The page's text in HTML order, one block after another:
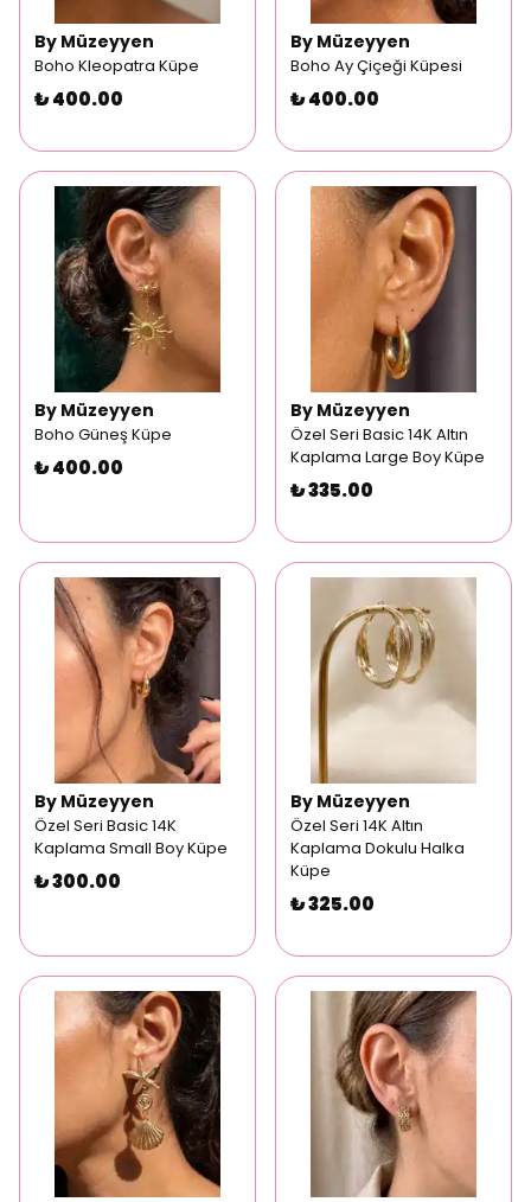
By Müzeyyen
Boho Kleopatra Küpe
₺ 400.00
By Müzeyyen
Boho Ay Çiçeği Küpesi
₺ 400.00
By Müzeyyen
Boho Güneş Küpe
₺ 400.00
By Müzeyyen
Özel Seri Basic 14K Altın
Kaplama Large Boy Küpe
₺ 335.00
By Müzeyyen
Özel Seri Basic 14K
Kaplama Small Boy Küpe
₺ 300.00
By Müzeyyen
Özel Seri 14K Altın
Kaplama Dokulu Halka
Küpe
₺ 325.00